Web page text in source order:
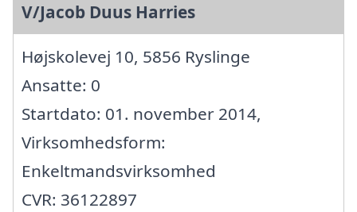
V/Jacob Duus Harries
Højskolevej 10, 5856 Ryslinge
Ansatte: 0
Startdato: 01. november 2014,
Virksomhedsform:
Enkeltmandsvirksomhed
CVR: 36122897